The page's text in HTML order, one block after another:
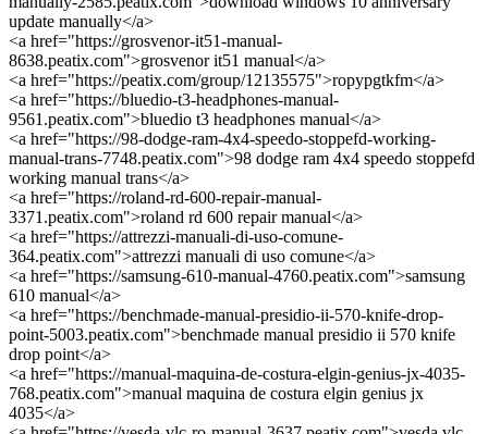
update manually</a>
<a href="https://grosvenor-it51-manual-
8638.peatix.com">grosvenor it51 manual</a>
<a href="https://peatix.com/group/12135575">ropypgtkfm</a>
<a href="https://bluedio-t3-headphones-manual-
9561.peatix.com">bluedio t3 headphones manual</a>
<a href="https://98-dodge-ram-4x4-speedo-stoppefd-working-
manual-trans-7748.peatix.com">98 dodge ram 4x4 speedo stoppefd
working manual trans</a>
<a href="https://roland-rd-600-repair-manual-
3371.peatix.com">roland rd 600 repair manual</a>
<a href="https://attrezzi-manuali-di-uso-comune-
364.peatix.com">attrezzi manuali di uso comune</a>
<a href="https://samsung-610-manual-4760.peatix.com">samsung
610 manual</a>
<a href="https://benchmade-manual-presidio-ii-570-knife-drop-
point-5003.peatix.com">benchmade manual presidio ii 570 knife
drop point</a>
<a href="https://manual-maquina-de-costura-elgin-genius-jx-4035-
768.peatix.com">manual maquina de costura elgin genius jx
4035</a>